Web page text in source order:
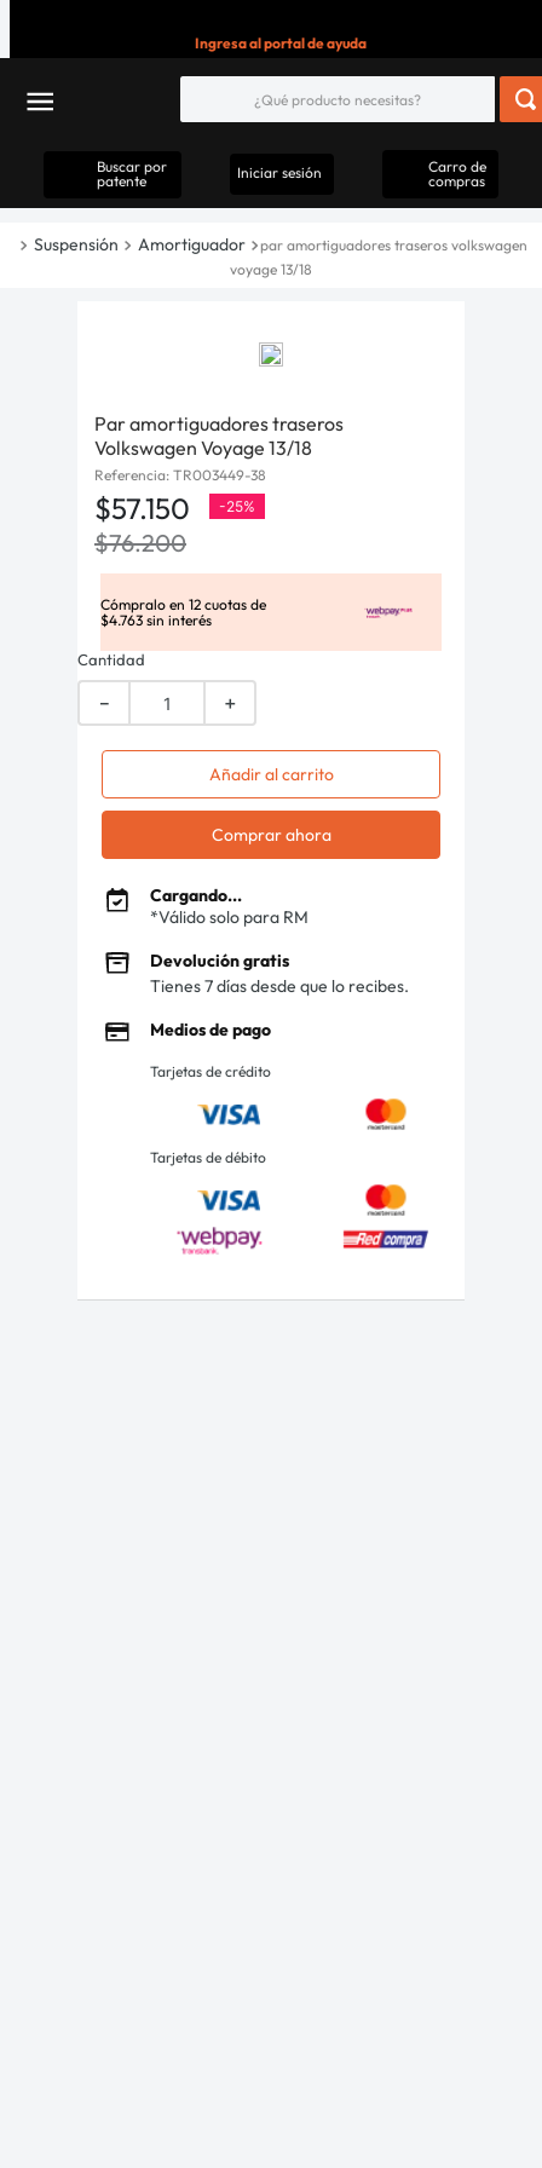
Ingresa al portal de ayuda
Buscar por
patente
Iniciar sesión
Carro de
compras
Suspensión Amortiguador
par amortiguadores traseros volkswagen
voyage 13/18
Par amortiguadores traseros
Volkswagen Voyage 13/18
Referencia: TR003449-38
$57.150 -25%
$76.200
Cómpralo en 12 cuotas de
$4.763 sin interés
Cantidad
＋
－
Añadir al carrito
Comprar ahora
Cargando...
*Válido solo para RM
Devolución gratis
Tienes 7 días desde que lo recibes.
Medios de pago
Tarjetas de crédito
Tarjetas de débito